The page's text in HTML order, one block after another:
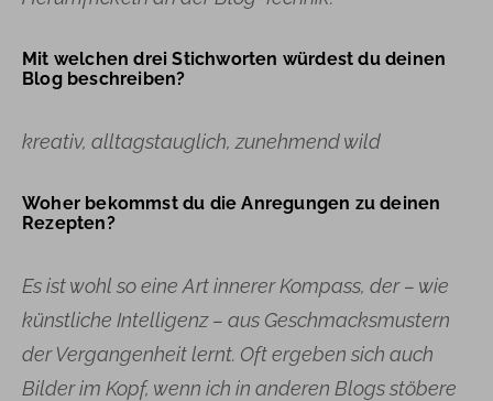
Mit welchen drei Stichworten würdest du deinen
Blog beschreiben?
kreativ, alltagstauglich, zunehmend wild
Woher bekommst du die Anregungen zu deinen
Rezepten?
Es ist wohl so eine Art innerer Kompass, der – wie
künstliche Intelligenz – aus Geschmacksmustern
der Vergangenheit lernt. Oft ergeben sich auch
Bilder im Kopf, wenn ich in anderen Blogs stöbere